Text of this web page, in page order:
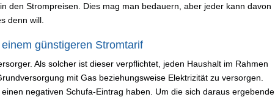
den Strompreisen. Dies mag man bedauern, aber jeder kann davon
denn will.
günstigeren Stromtarif
Als solcher ist dieser verpflichtet, jeden Haushalt im Rahmen
mit Gas beziehungsweise Elektrizität zu versorgen.
negativen Schufa-Eintrag haben. Um die sich daraus ergebende